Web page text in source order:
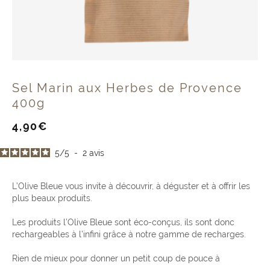
Sel Marin aux Herbes de Provence
400g
Prix
vente
4,90€
5/5 - 2 avis
L’Olive Bleue vous invite à découvrir, à déguster et à offrir les
plus beaux produits.
Les produits l’Olive Bleue sont éco-conçus, ils sont donc
rechargeables à l’infini grâce à notre gamme de recharges.
Rien de mieux pour donner un petit coup de pouce à